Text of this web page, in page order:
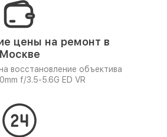
цены на ремонт в
Москве
восстановление объектива
f/3.5-5.6G ED VR